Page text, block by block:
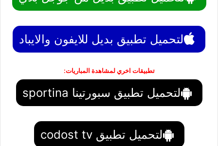
لتحميل تطبيق بديل للايفون والايباد
تطبيقات اخري لمشاهدة المباريات:
لتحميل تطبيق سبورتينا sportina
لتحميل تطبيق codost tv